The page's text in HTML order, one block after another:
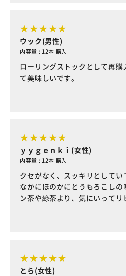
ウック(男性)
内容量 : 12本 購入
ローリングストックとして再購
て美味しいです。
ｙｙｇｅｎｋｉ(女性)
内容量 : 12本 購入
クセがなく、スッキリとしてい
なかにほのかにとうもろこしの
ン茶や綠茶より、気にいってリ
とら(女性)